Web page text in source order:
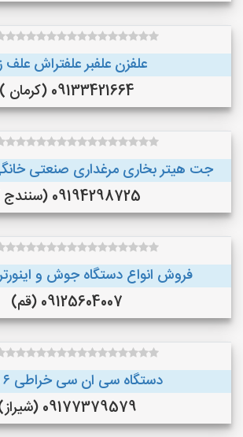
علفزن علفبر علفتراش علف
09133421664 (کرمان )
جت هیتر بخاری مرغداری صنعتی خانگی
09194298725 (سنندج )
فروش انواع دستگاه جوش و
09125604007 (قم)
دستگاه سی ان سی خراطی ۶ محور
09177379579 (شیراز)